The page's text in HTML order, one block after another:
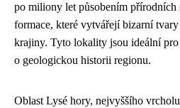
po miliony let působením
formace, které vytvářejí bizarní
krajiny. Tyto lokality jsou ideální
o geologickou historii regionu.
Oblast Lysé hory, nejvyššího